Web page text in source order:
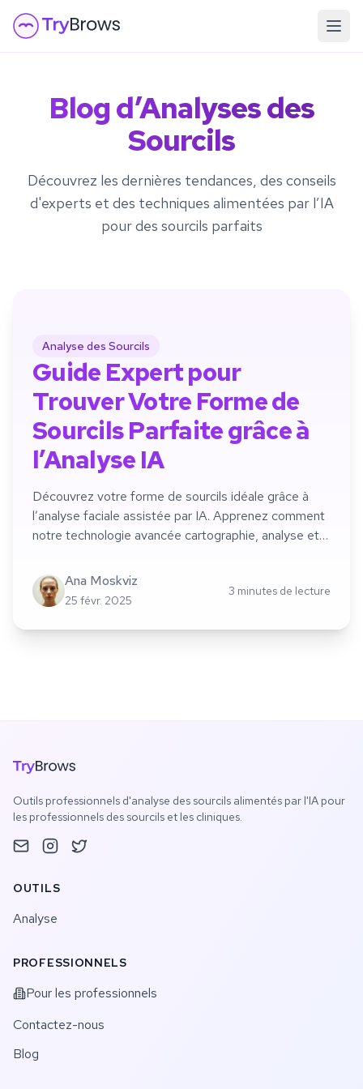
Blog d’Analyses des
Sourcils
Découvrez les dernières tendances, des conseils
d'experts et des techniques alimentées par l’IA
pour des sourcils parfaits
Analyse des Sourcils
Guide Expert pour
Trouver Votre Forme de
Sourcils Parfaite grâce à
l’Analyse IA
Découvrez votre forme de sourcils idéale grâce à
l’analyse faciale assistée par IA. Apprenez comment
notre technologie avancée cartographie, analyse et
caractéristiques uniques.
Ana Moskviz
25 févr. 2025
3 minutes de lecture
Outils professionnels d'analyse des sourcils alimentés par l'IA pour
les professionnels des sourcils et les cliniques.
OUTILS
Analyse
PROFESSIONNELS
Pour les professionnels
Contactez-nous
Blog